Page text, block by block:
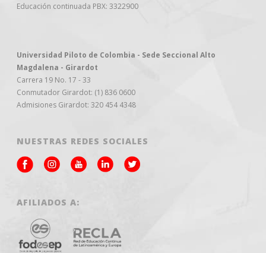
Educación continuada PBX: 3322900
Universidad Piloto de Colombia - Sede Seccional Alto
Magdalena - Girardot
Carrera 19 No. 17 - 33
Conmutador Girardot: (1) 836 0600
Admisiones Girardot: 320 454 4348
NUESTRAS REDES SOCIALES
AFILIADOS A: